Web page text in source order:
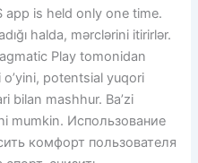
app is held only one time.
halda, mərclərini itirirlər.
Play tomonidan
potentsial yuqori
bilan mashhur. Baʼzi
mumkin. Использование
комфорт пользователя